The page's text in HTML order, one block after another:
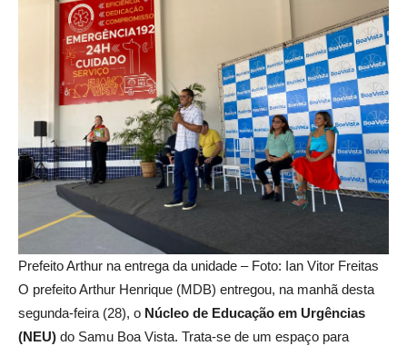
Prefeito Arthur na entrega da unidade – Foto: Ian Vitor Freitas
O prefeito Arthur Henrique (MDB) entregou, na manhã desta
segunda-feira (28), o Núcleo de Educação em Urgências
(NEU) do Samu Boa Vista. Trata-se de um espaço para